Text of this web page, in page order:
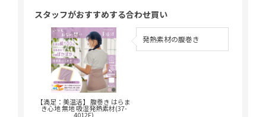
綿・シルク・カシミヤも入っていて、起毛生地がし
っとりなめらかで気持ちいい♪
吸湿発熱生地なので、湿度に反応してさらにあたた
まります。
福助のはらまきの中でも長めの設計なので胸の下か
スタッフがおすすめする合わせ買い
【満足：美温活】 腹巻き はらま
き心地 無地 吸湿発熱素材(37-
4012F)
発熱素材の腹巻き